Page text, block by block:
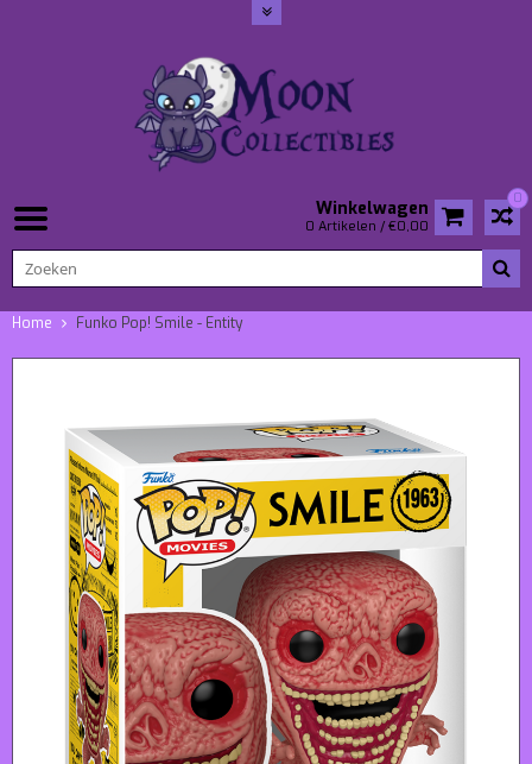
0
Winkelwagen
0 Artikelen / €0,00
Home Funko Pop! Smile - Entity